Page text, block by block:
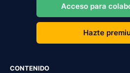
Acceso para
Hazte
CONTENIDO